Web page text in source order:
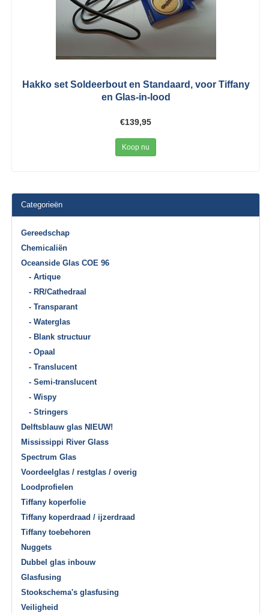
Hakko set Soldeerbout en Standaard, voor Tiffany
en Glas-in-lood
€139,95
Koop nu
Categorieën
Gereedschap
Chemicaliën
Oceanside Glas COE 96
- Artique
- RR/Cathedraal
- Transparant
- Waterglas
- Blank structuur
- Opaal
- Translucent
- Semi-translucent
- Wispy
- Stringers
Delftsblauw glas NIEUW!
Mississippi River Glass
Spectrum Glas
Voordeelglas / restglas / overig
Loodprofielen
Tiffany koperfolie
Tiffany koperdraad / ijzerdraad
Tiffany toebehoren
Nuggets
Dubbel glas inbouw
Glasfusing
Stookschema's glasfusing
Veiligheid